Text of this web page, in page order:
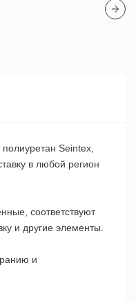
Seintex,
в любой регион
соответствуют
и другие элементы.
и